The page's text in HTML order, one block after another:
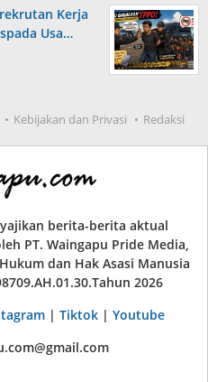
Kerja
Usa…
Kebijakan dan Privasi Redaksi
berita-berita aktual
PT. Waingapu Pride Media,
dan Hak Asasi Manusia
2026
| Tiktok | Youtube